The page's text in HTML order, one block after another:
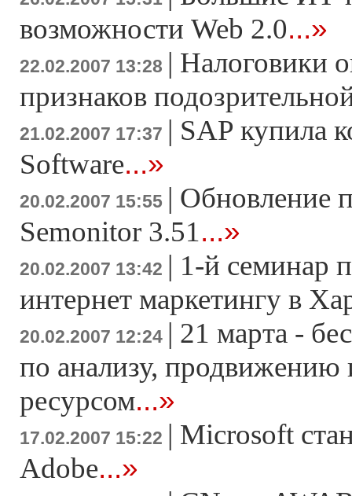
возможности Web 2.0...»
22.02.2007 13:28 | Налоговики
признаков
21.02.2007 17:37 | SAP купила
Software...»
20.02.2007 15:55 | Обновление
Semonitor 3.51...»
20.02.2007 13:42 | 1-й семинар
интернет маркетингу в
20.02.2007 12:24 | 21 марта -
по анализу,
ресурсом...»
17.02.2007 15:22 | Microsoft
Adobe...»